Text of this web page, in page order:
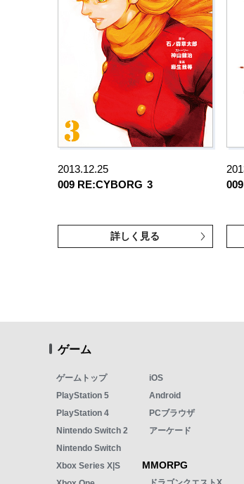
2013.12.25
009 RE:CYBORG 3
詳しく見る
ゲーム
ゲームトップ
PlayStation 5
PlayStation 4
Nintendo Switch 2
Nintendo Switch
Xbox Series X|S
iOS
Android
PCブラウザ
アーケード
MMORPG